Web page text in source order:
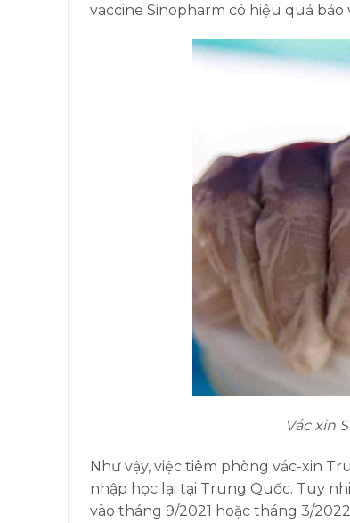
vaccine Sinopharm có hiệu quả bảo
Vắc xin
Như vậy, việc tiêm phòng vắc-xin
nhập học lại tại Trung Quốc. Tuy
vào tháng 9/2021 hoặc tháng 3/